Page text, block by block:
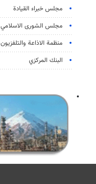
مجلس خبراء القيادة
مجلس الشورى الاسلامي
منظمة الاذاعة والتلفزیون
البنك المركزي